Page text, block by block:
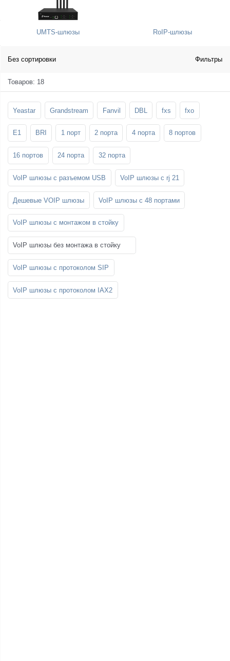
UMTS-шлюзы RoIP-шлюзы
Без сортировки Фильтры
Товаров: 18
Yeastar Grandstream Fanvil DBL fxs fxo
E1 BRI 1 порт 2 порта 4 порта 8 портов
16 портов 24 порта 32 порта
VoIP шлюзы с разъемом USB VoIP шлюзы с rj 21
Дешевые VOIP шлюзы VoIP шлюзы с 48 портами
VoIP шлюзы с монтажом в стойку
VoIP шлюзы без монтажа в стойку
VoIP шлюзы с протоколом SIP
VoIP шлюзы с протоколом IAX2
Стойки и крепления для панелей и
телевизоров
Шахтные телефоны
SFP-модули
3G/4G LTE и ADSL модемы
Мобильные телефоны